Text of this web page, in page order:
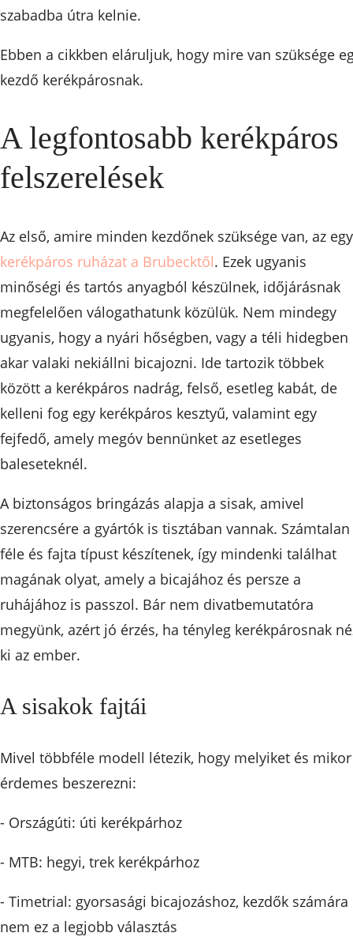
szabadba útra kelnie.
Ebben a cikkben eláruljuk, hogy mire van szüksége
kezdő kerékpárosnak.
A legfontosabb kerékpáros
felszerelések
Az első, amire minden kezdőnek szüksége van, az egy
kerékpáros ruházat a Brubecktől. Ezek ugyanis
minőségi és tartós anyagból készülnek, időjárásnak
megfelelően válogathatunk közülük. Nem mindegy
ugyanis, hogy a nyári hőségben, vagy a téli hidegben
akar valaki nekiállni bicajozni. Ide tartozik többek
között a kerékpáros nadrág, felső, esetleg kabát, de
kelleni fog egy kerékpáros kesztyű, valamint egy
fejfedő, amely megóv bennünket az esetleges
baleseteknél.
A biztonságos bringázás alapja a sisak, amivel
szerencsére a gyártók is tisztában vannak. Számtalan
féle és fajta típust készítenek, így mindenki találhat
magának olyat, amely a bicajához és persze a
ruhájához is passzol. Bár nem divatbemutatóra
megyünk, azért jó érzés, ha tényleg kerékpárosnak
ki az ember.
A sisakok fajtái
Mivel többféle modell létezik, hogy melyiket és mikor
érdemes beszerezni:
- Országúti: úti kerékpárhoz
- MTB: hegyi, trek kerékpárhoz
- Timetrial: gyorsasági bicajozáshoz, kezdők számára
nem ez a legjobb választás